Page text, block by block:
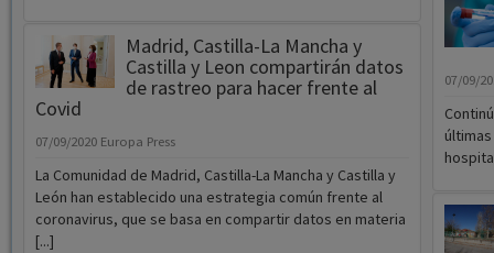
Madrid, Castilla-La Mancha y
Castilla y Leon compartirán datos
de rastreo para hacer frente al
Covid
07/09/2020 Europa Press
La Comunidad de Madrid, Castilla-La Mancha y Castilla y
León han establecido una estrategia común frente al
coronavirus, que se basa en compartir datos en materia
[...]
07/09/